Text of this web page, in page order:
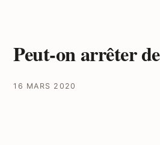
Peut-on arrêter
16 MARS 2020